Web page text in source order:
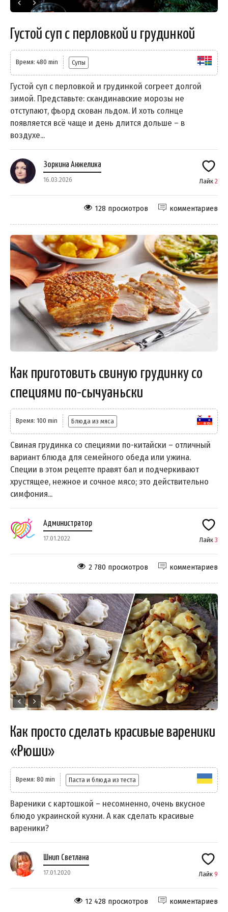
Густой суп с перловкой и грудинкой
Время: 480 min Супы
Густой суп с перловкой и грудинкой согреет долгой
зимой. Представьте: скандинавские морозы не
отступают, фьорд скован льдом. И хоть солнце
появляется всё чаще и день длится дольше – в
воздухе...
Зоркина Анжелика
16.03.2026 Лайк 2
комментариев
128 просмотров
Как приготовить свиную грудинку со
специями по-сычуаньски
Время: 100 min Блюда из мяса
Свиная грудинка со специями по-китайски – отличный
вариант блюда для семейного обеда или ужина.
Специи в этом рецепте правят бал и подчеркивают
хрустящее, нежное и сочное мясо; это действительно
симфония...
Администратор
17.01.2022 Лайк 3
комментариев
2 780 просмотров
Как просто сделать красивые вареники
«Рюши»
Время: 80 min Паста и блюда из теста
Вареники с картошкой – несомненно, очень вкусное
блюдо украинской кухни. А как сделать красивые
вареники?
Шнип Светлана
17.01.2020 Лайк 9
комментариев
12 428 просмотров